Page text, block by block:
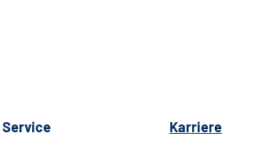
Service Karriere